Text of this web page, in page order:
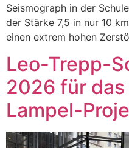
Seis­mo­graph in der
der Stärke 7,5 in nur 10
einen extrem hohen
Leo-Trepp-
2026 für
Lampel-